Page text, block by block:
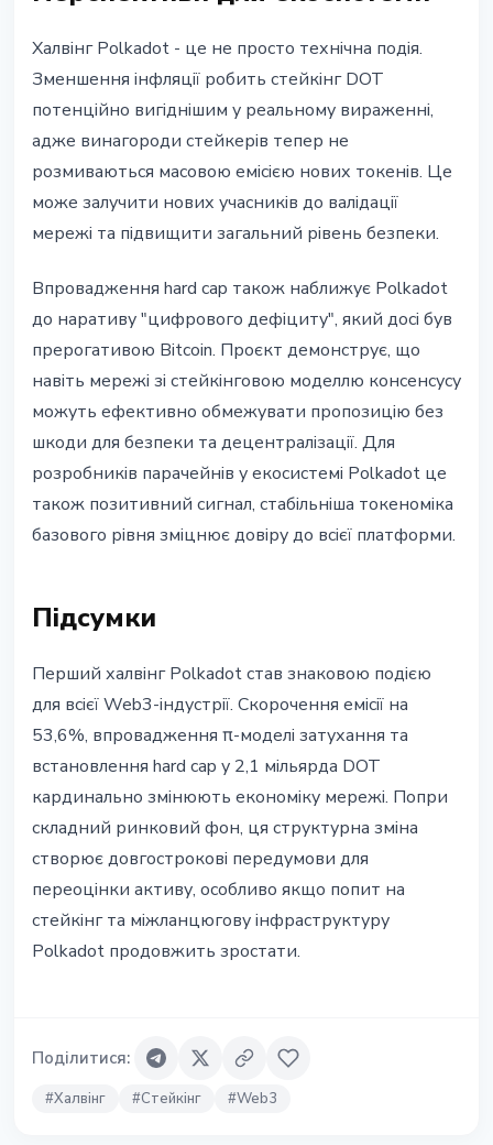
Халвінг Polkadot - це не просто технічна подія.
Зменшення інфляції робить стейкінг DOT
потенційно вигіднішим у реальному вираженні,
адже винагороди стейкерів тепер не
розмиваються масовою емісією нових токенів. Це
може залучити нових учасників до валідації
мережі та підвищити загальний рівень безпеки.
Впровадження hard cap також наближує Polkadot
до наративу "цифрового дефіциту", який досі був
прерогативою Bitcoin. Проєкт демонструє, що
навіть мережі зі стейкінговою моделлю консенсусу
можуть ефективно обмежувати пропозицію без
шкоди для безпеки та децентралізації. Для
розробників парачейнів у екосистемі Polkadot це
також позитивний сигнал, стабільніша токеноміка
базового рівня зміцнює довіру до всієї платформи.
Підсумки
Перший халвінг Polkadot став знаковою подією
для всієї Web3-індустрії. Скорочення емісії на
53,6%, впровадження π-моделі затухання та
встановлення hard cap у 2,1 мільярда DOT
кардинально змінюють економіку мережі. Попри
складний ринковий фон, ця структурна зміна
створює довгострокові передумови для
переоцінки активу, особливо якщо попит на
стейкінг та міжланцюгову інфраструктуру
Polkadot продовжить зростати.
Поділитися:
#Халвінг #Стейкінг #Web3